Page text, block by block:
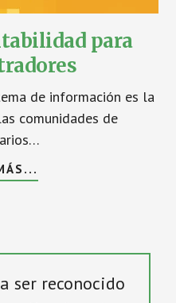
para
de información es la
comunidades de
ser reconocido